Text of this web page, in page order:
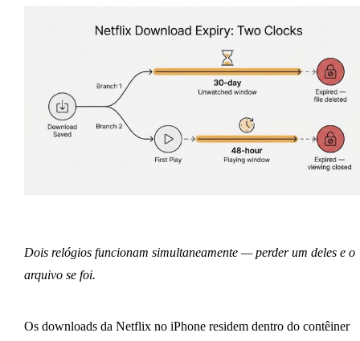
Dois relógios funcionam simultaneamente — perder um deles e o
arquivo se foi.
Os downloads da Netflix no iPhone residem dentro do contêiner